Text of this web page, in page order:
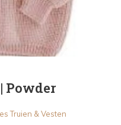
Powder
Truien & Vesten